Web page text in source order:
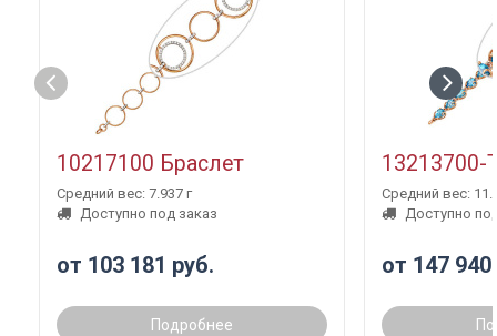
10217100 Браслет
Средний вес: 7.937 г
Доступно под заказ
от 103 181 руб.
Подробнее
13213700-
Средний вес:
Доступно
от 147 940